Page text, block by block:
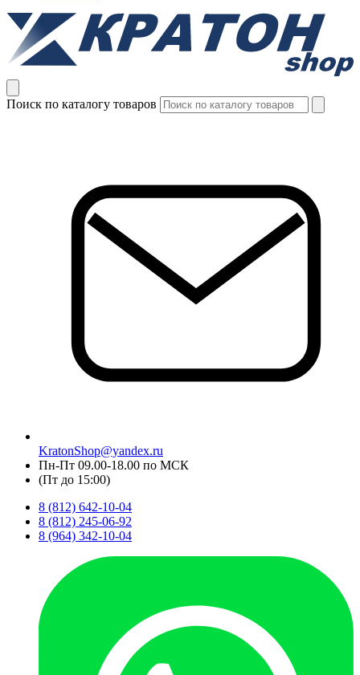
Поиск по каталогу товаров
KratonShop@yandex.ru
Пн-Пт 09.00-18.00 по МСК
(Пт до 15:00)
8 (812) 642-10-04
8 (812) 245-06-92
8 (964) 342-10-04